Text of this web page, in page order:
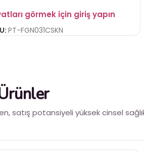
görmek için giriş yapın
PT-FGN031CSKN
satış potansiyeli yüksek cinsel